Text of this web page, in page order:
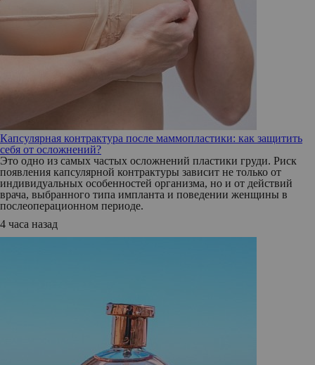
Капсулярная контрактура после маммопластики: как защитить
себя от осложнений?
Это одно из самых частых осложнений пластики груди. Риск
появления капсулярной контрактуры зависит не только от
индивидуальных особенностей организма, но и от действий
врача, выбранного типа импланта и поведении женщины в
послеоперационном периоде.
4 часа назад